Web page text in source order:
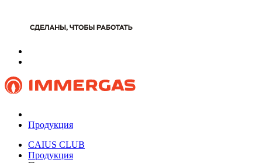
Продукция
CAIUS CLUB
Продукция